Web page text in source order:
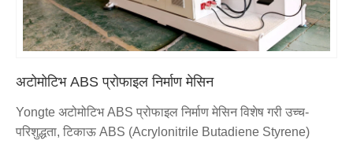
अटोमोटिभ ABS प्रोफाइल निर्माण मेसिन
Yongte अटोमोटिभ ABS प्रोफाइल निर्माण मेसिन विशेष गरी उच्च-
परिशुद्धता, टिकाऊ ABS (Acrylonitrile Butadiene Styrene)